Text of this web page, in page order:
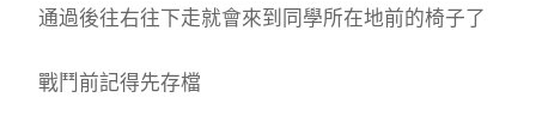
通過後往右往下走就會來到同學所在地前的椅子了
戰鬥前記得先存檔